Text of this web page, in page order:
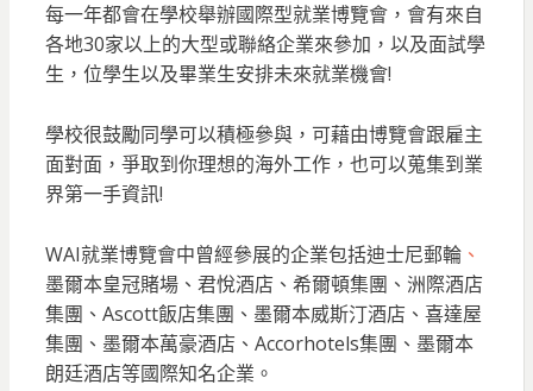
每一年都會在學校舉辦國際型就業博覽會，會有來自
各地30家以上的大型或聯絡企業來參加，以及面試學
生，位學生以及畢業生安排未來就業機會!
學校很鼓勵同學可以積極參與，可藉由博覽會跟雇主
面對面，爭取到你理想的海外工作，也可以蒐集到業
界第一手資訊!
WAI就業博覽會中曾經參展的企業包括迪士尼郵輪、
墨爾本皇冠賭場、君悅酒店、希爾頓集團、洲際酒店
集團、Ascott飯店集團、墨爾本威斯汀酒店、喜達屋
集團、墨爾本萬豪酒店、Accorhotels集團、墨爾本
朗廷酒店等國際知名企業。